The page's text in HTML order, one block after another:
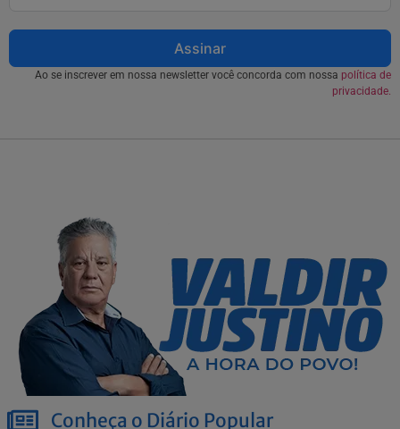
Assinar
Ao se inscrever em nossa newsletter você concorda com nossa política de
privacidade.
Conheça o Diário Popular